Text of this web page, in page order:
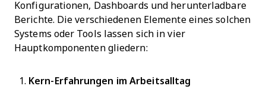
Konfigurationen, Dashboards und herunterladbare
Berichte. Die verschiedenen Elemente eines solchen
Systems oder Tools lassen sich in vier
Hauptkomponenten gliedern:
Kern-Erfahrungen im Arbeitsalltag